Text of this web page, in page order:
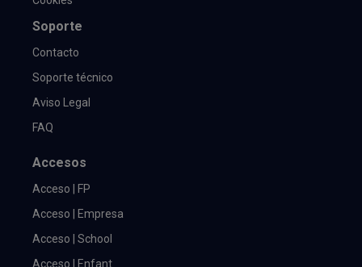
Soporte
Contacto
Soporte técnico
Aviso Legal
FAQ
Accesos
Acceso | FP
Acceso | Empresa
Acceso | School
Acceso | Enfant